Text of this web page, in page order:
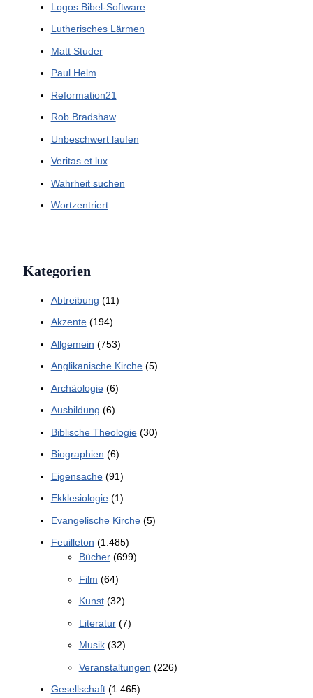
Logos Bibel-Software
Lutherisches Lärmen
Matt Studer
Paul Helm
Reformation21
Rob Bradshaw
Unbeschwert laufen
Veritas et lux
Wahrheit suchen
Wortzentriert
Kategorien
Abtreibung (11)
Akzente(194)
Allgemein (753)
Anglikanische Kirche(5)
Archäologie(6)
Ausbildung (6)
Biblische Theologie(30)
Biographien (6)
Eigensache(91)
Ekklesiologie(1)
Evangelische Kirche(5)
Feuilleton (1.485)
Bücher(699)
Film (64)
Kunst(32)
Literatur(7)
Musik(32)
Veranstaltungen (226)
Gesellschaft(1.465)